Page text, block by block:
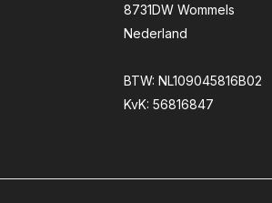
8731DW Wommels
Nederland
BTW: NL109045816B02
KvK: 56816847